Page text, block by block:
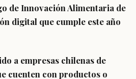
de Innovación Alimentaria de
digital que cumple este año
a empresas chilenas de
cuenten con productos o